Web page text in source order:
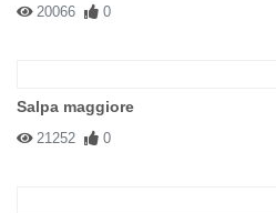
20066 0
Salpa maggiore
21252 0